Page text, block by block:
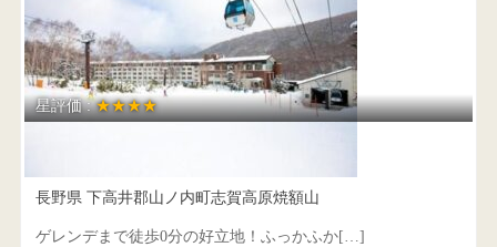
星評価 :★★★★
長野県 下高井郡山ノ内町志賀高原焼額山
ゲレンデまで徒歩0分の好立地！ふっかふか[…]